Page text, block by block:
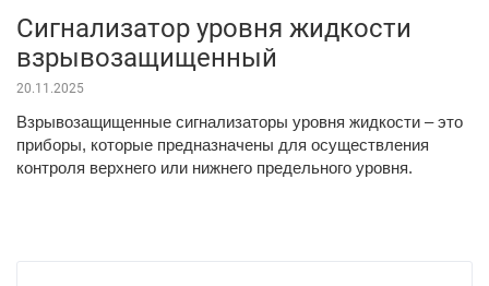
Сигнализатор уровня жидкости
взрывозащищенный
20.11.2025
Взрывозащищенные сигнализаторы уровня жидкости – это
приборы, которые предназначены для осуществления
контроля верхнего или нижнего предельного уровня.